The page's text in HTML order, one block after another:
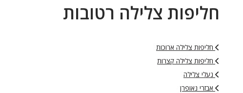
חליפות צלילה רטובות
חליפות צלילה ארוכות
חליפות צלילה קצרות
נעלי צלילה
אבזרי נאופרן